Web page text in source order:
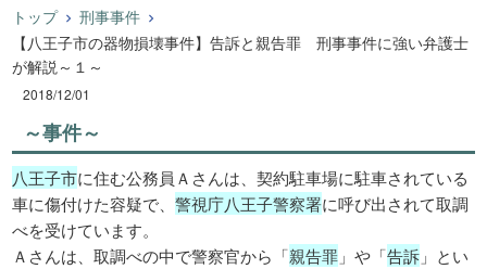
トップ
刑事事件
【八王子市の器物損壊事件】告訴と親告罪 刑事事件に強い弁護士
が解説～１～
2018/12/01
～事件～
八王子市に住む公務員Ａさんは、契約駐車場に駐車されている
車に傷付けた容疑で、警視庁八王子警察署に呼び出されて取調
べを受けています。
Ａさんは、取調べの中で警察官から「親告罪 」や「告訴 」とい